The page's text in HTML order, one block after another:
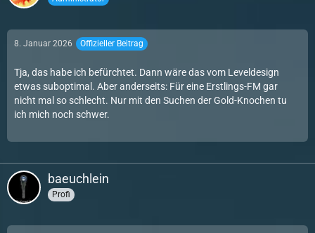
8. Januar 2026 Offizieller Beitrag
Tja, das habe ich befürchtet. Dann wäre das vom Leveldesign
etwas suboptimal. Aber anderseits: Für eine Erstlings-FM gar
nicht mal so schlecht. Nur mit den Suchen der Gold-Knochen tu
ich mich noch schwer.
baeuchlein
Profi